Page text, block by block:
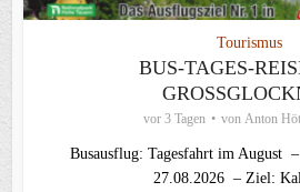
Tourismus
BUS-TAGES-
vor 3 Tagen von Anton
Busausflug: Tagesfahrt im August
27.08.2026 – Ziel: